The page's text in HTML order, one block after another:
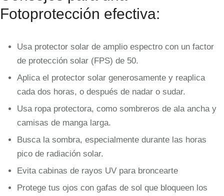
Fotoprotección efectiva:
Usa protector solar de amplio espectro con un factor
de protección solar (FPS) de 50.
Aplica el protector solar generosamente y reaplica
cada dos horas, o después de nadar o sudar.
Usa ropa protectora, como sombreros de ala ancha y
camisas de manga larga.
Busca la sombra, especialmente durante las horas
pico de radiación solar.
Evita cabinas de rayos UV para broncearte
Protege tus ojos con gafas de sol que bloqueen los